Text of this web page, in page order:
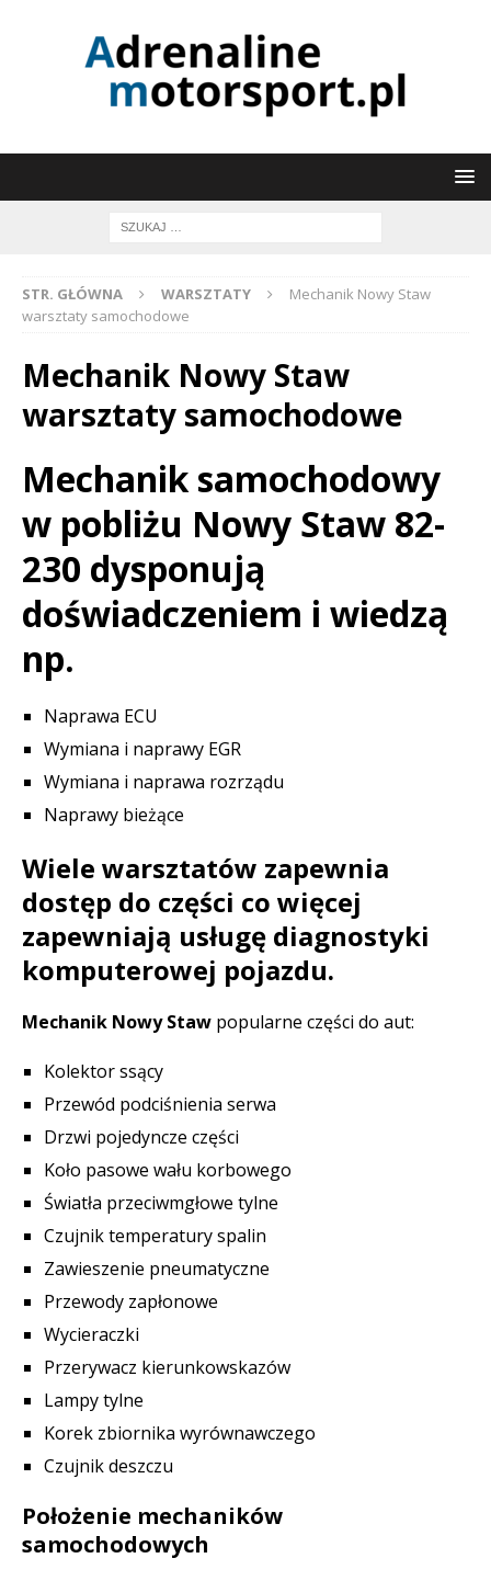
STR. GŁÓWNA WARSZTATY
Mechanik Nowy Staw
warsztaty samochodowe
Mechanik Nowy Staw
warsztaty samochodowe
Mechanik samochodowy
w pobliżu Nowy Staw 82-
230 dysponują
doświadczeniem i wiedzą
np.
Naprawa ECU
Wymiana i naprawy EGR
Wymiana i naprawa rozrządu
Naprawy bieżące
Wiele warsztatów zapewnia
dostęp do części co więcej
zapewniają usługę diagnostyki
komputerowej pojazdu.
Mechanik Nowy Staw popularne części do aut:
Kolektor ssący
Przewód podciśnienia serwa
Drzwi pojedyncze części
Koło pasowe wału korbowego
Światła przeciwmgłowe tylne
Czujnik temperatury spalin
Zawieszenie pneumatyczne
Przewody zapłonowe
Wycieraczki
Przerywacz kierunkowskazów
Lampy tylne
Korek zbiornika wyrównawczego
Czujnik deszczu
Położenie mechaników
samochodowych